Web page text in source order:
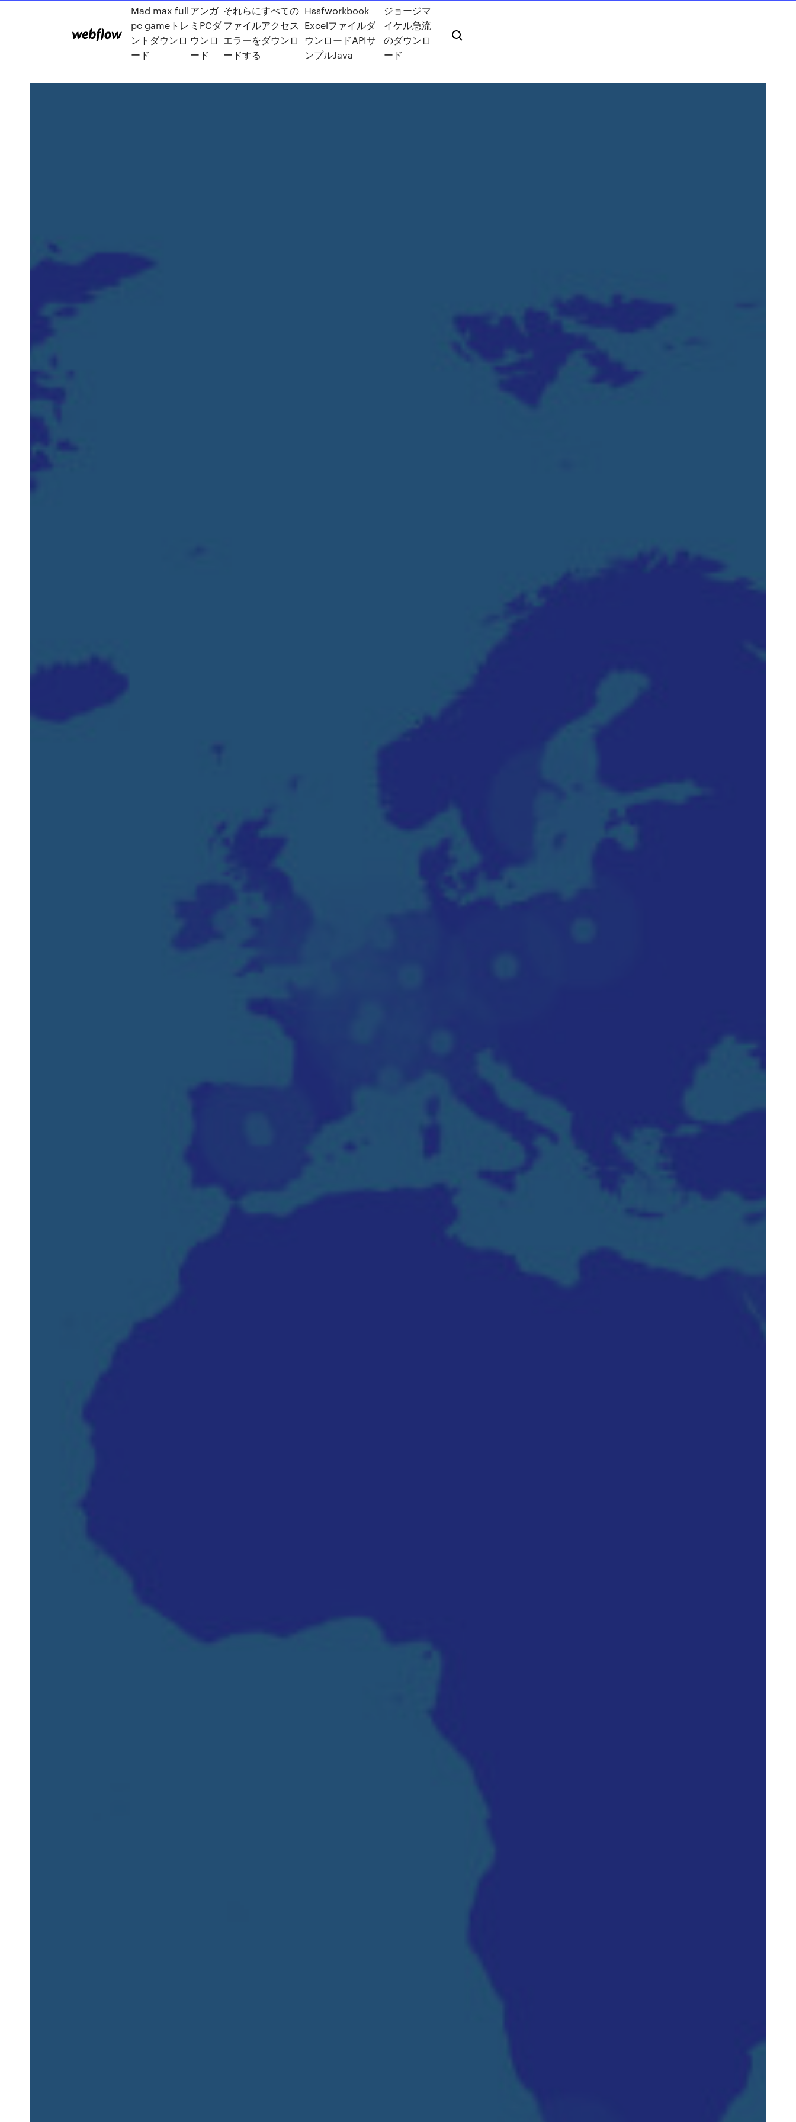
Mad max full
pc gameトレ
ントダウンロ
ード
アンガ
ミPCダ
ウンロ
ード
それらにすべての
ファイルアクセス
エラーをダウンロ
ードする
Hssfworkbook
Excelファイルダ
ウンロードAPIサ
ンプルJava
ジョージマ
イケル急流
のダウンロ
ード